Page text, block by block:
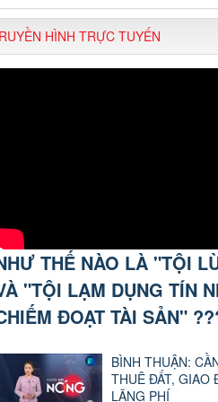
HÌNH TRỰC TUYẾN
THẾ NÀO LÀ "TỘI
"TỘI LẠM DỤNG TÍN
ĐOẠT TÀI SẢN"
BÌNH THUẬN:
THUÊ ĐẤT, GIAO
LÃNG PHÍ